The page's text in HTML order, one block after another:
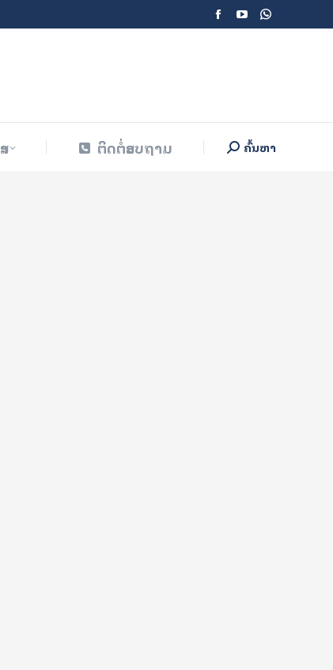
Facebook
window
YouTube
window
Whatsapp
window
ຕິດຕໍ່ສອບຖາມ Search:
ຄົ້ນຫາ
ຕິດຕໍ່ສອບຖາມ Search:
ຄົ້ນຫາ